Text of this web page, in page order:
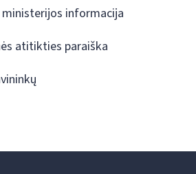
informacija
atitikties paraiška